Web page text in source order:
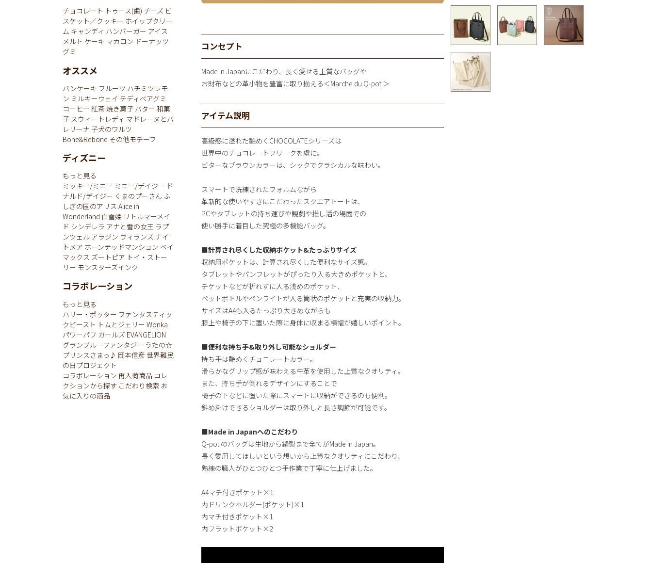
コンセプト
Made in Japanにこだわり、長く愛せる上質なバッグや
お財布などの革小物を豊富に取り揃える＜Marche du Q-pot.＞
アイテム説明
高級感に溢れた艶めくCHOCOLATEシリーズは
世界中のチョコレートフリークを虜に。
ビターなブラウンカラーは、シックでクラシカルな味わい。
スマートで洗練されたフォルムながら
革新的な使いやすさにこだわったスクエアトートは、
PCやタブレットの持ち運びや観劇や推し活の場面での
使い勝手に着目した究極の多機能バッグ。
■計算され尽くした収納ポケット&たっぷりサイズ
収納用ポケットは、計算され尽くした便利なサイズ感。
タブレットやパンフレットがぴったり入る大きめポケットと、
チケットなどが折れずに入る浅めのポケット、
ペットボトルやペンライトが入る筒状のポケットと充実の収納力。
サイズはA4も入るたっぷり大きめながらも
膝上や椅子の下に置いた際に身体に収まる横幅が嬉しいポイント。
■便利な持ち手&取り外し可能なショルダー
持ち手は艶めくチョコレートカラー。
滑らかなグリップ感が味わえる牛革を使用した上質なクオリティ。
また、持ち手が倒れるデザインにすることで
椅子の下などに置いた際にスマートに収納ができるのも便利。
斜め掛けできるショルダーは取り外しと長さ調節が可能です。
■Made in Japanへのこだわり
Q-pot.のバッグは生地から縫製まで全てがMade in Japan。
長く愛用してほしいという想いから上質なクオリティにこだわり、
熟練の職人がひとつひとつ手作業で丁寧に仕上げました。
A4マチ付きポケット×1
内ドリンクホルダー(ポケット)×1
内マチ付きポケット×1
内フラットポケット×2
チョコレート トゥース(歯) チーズ ビ
スケット／クッキー ホイップクリー
ム キャンディ ハンバーガー アイス
メルト ケーキ マカロン ドーナッツ
グミ
オススメ
パンケーキ フルーツ ハチミツレモ
ン ミルキーウェイ テディベアグミ
コーヒー 紅茶焼き菓子 バター 和菓
子 スウィートレディ マドレーヌとバ
レリーナ 子犬のワルツ
Bone&Rebone その他モチーフ
ディズニー
もっと見る
ミッキー/ミニー ミニー/デイジー ド
ナルド/デイジー くまのプーさん ふ
しぎの国のアリス Alice in
Wonderland 白雪姫 リトルマーメイ
ド シンデレラ アナと雪の女王 ラプ
ンツェル アラジン ヴィランズ ナイ
トメア ホーンテッドマンション ベイ
マックス ズートピア トイ・ストー
リー モンスターズインク
コラボレーション
もっと見る
ハリー・ポッター ファンタスティッ
クビースト トムとジェリー Wonka
パワーパフ ガールズ EVANGELION
グランブルーファンタジー うたの☆
プリンスさまっ♪ 岡本信彦世界難民
の日プロジェクト
コラボレーション 再入荷商品 コレ
クションから探す こだわり検索 お
気に入りの商品